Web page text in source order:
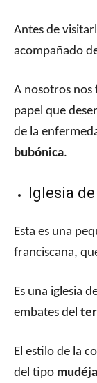
Antes de
acompañado
A nosotros nos
papel que
de la
bubónica.
Iglesia
Esta es una
franciscana,
Es una iglesia
embates del
El estilo de la
del tipo